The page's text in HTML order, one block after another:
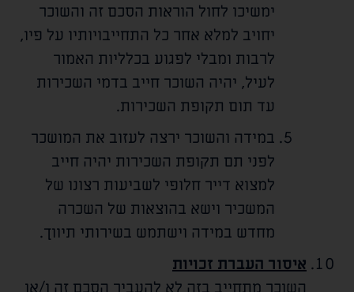
ימשיכו לחול הוראות הסכם זה והשוכר
יחויב למלא אחר כל התחייבויותיו על פיו,
לרבות ומבלי לפגוע בכלליות האמור
לעיל, יהיה השוכר חייב בדמי השכירות
עד תום תקופת השכירות.
במידה והשוכר ירצה לעזוב את המושכר
לפני תם תקופת השכירות יהיה חייב
למצוא דייר חלופי לשביעות רצונו של
המשכיר וישא בהוצאות של השכרה
מחדש במידה וישתמש בשירותי תיווך.
איסור העברת זכויות
השוכר מתחייב בזה לא להעביר הסכם זה ו/או